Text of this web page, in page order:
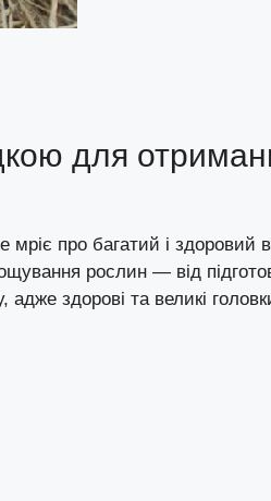
для
про багатий і здоровий
рослин — від
здорові та великі